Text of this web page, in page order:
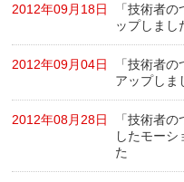
2012年09月18日
「技術者
ップしまし
2012年09月04日
「技術者
アップしま
2012年08月28日
「技術者
したモーシ
た